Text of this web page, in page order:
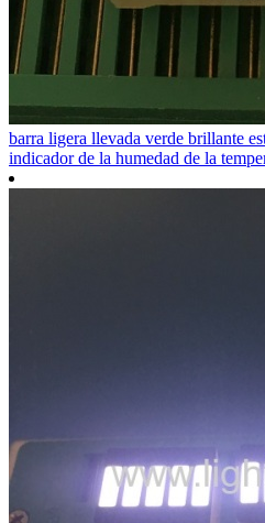
barra ligera llevada verde brillante
indicador de la humedad de la